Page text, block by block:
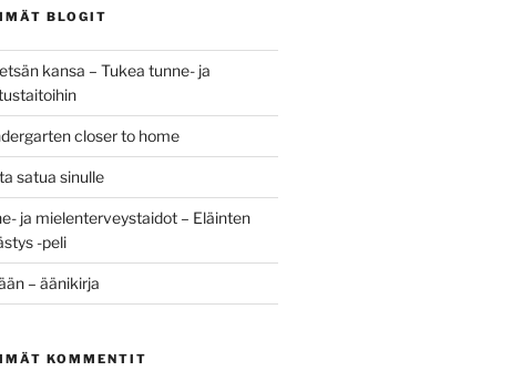
BLOGIT
kansa – Tukea tunne- ja
closer to home
satua sinulle
ja mielenterveystaidot – Eläinten
-peli
– äänikirja
KOMMENTIT